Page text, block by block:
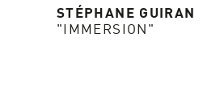
STÉPHANE GUIRAN
"IMMERSION"